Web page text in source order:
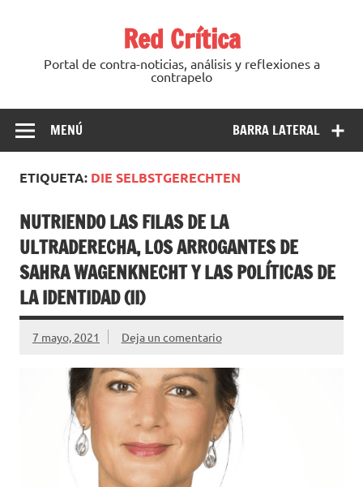
Red Crítica
Portal de contra-noticias, análisis y reflexiones a
contrapelo
BARRA LATERAL
MENÚ
ETIQUETA: DIE SELBSTGERECHTEN
NUTRIENDO LAS FILAS DE LA
ULTRADERECHA, LOS ARROGANTES DE
SAHRA WAGENKNECHT Y LAS POLÍTICAS DE
LA IDENTIDAD (II)
7 mayo, 2021 Deja un comentario